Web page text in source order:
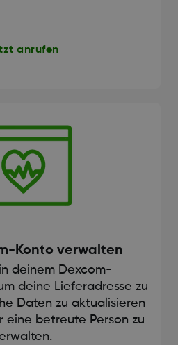
anrufen
Konto verwalten
deinem Dexcom-
deine Lieferadresse zu
Daten zu aktualisieren
eine betreute Person zu